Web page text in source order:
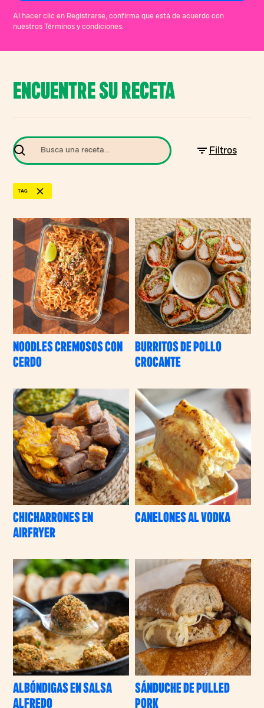
Al hacer clic en Registrarse, confirma que está de acuerdo con
nuestros Términos y condiciones.
ENCUENTRE SU RECETA
Filtros
COMPLEJIDAD
SE ME QUEMA EL AGUA (PRINCIPIANTE) ME DEFIENDO (INTERMEDIO)
SOY MUY CRACK (AVANZADO)
TIEMPO DE PREPARACIÓN
Filtros
TAG
NOODLES CREMOSOS CON
CERDO
BURRITOS DE POLLO
CROCANTE
CHICHARRONES EN
AIRFRYER
CANELONES AL VODKA
ALBÓNDIGAS EN SALSA
ALFREDO
SÁNDUCHE DE PULLED
PORK